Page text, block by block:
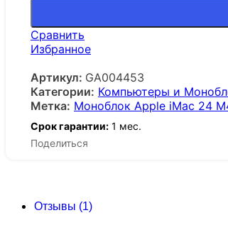
Сравнить
Избранное
Артикул: GA004453
Категории: Компьютеры и
Метка: Моноблок Apple iMac 24
Срок гарантии: 1 мес.
Поделиться
Отзывы (1)